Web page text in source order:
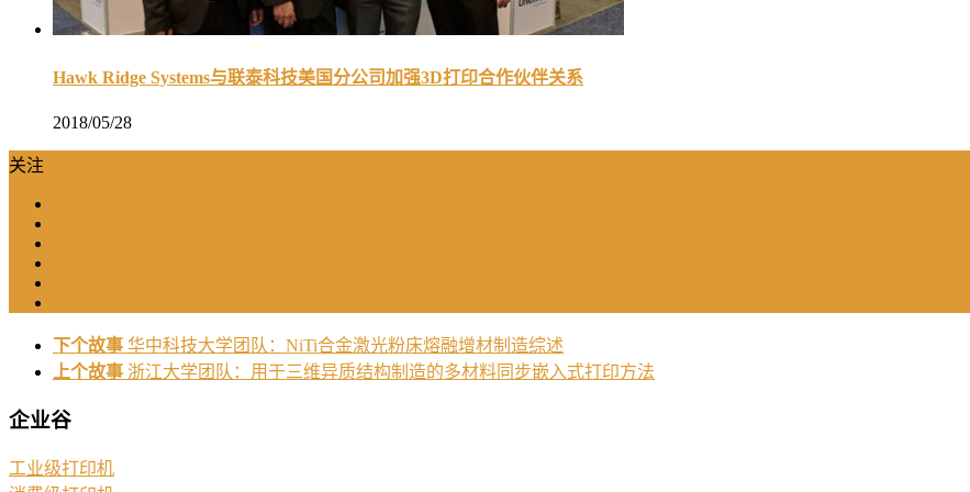
Hawk Ridge Systems与联泰科技美国分公司加强3D打印合作伙伴关系
2018/05/28
关注
下个故事 华中科技大学团队：NiTi合金激光粉床熔融增材制造综述
上个故事 浙江大学团队：用于三维异质结构制造的多材料同步嵌入式打印方法
企业谷
工业级打印机